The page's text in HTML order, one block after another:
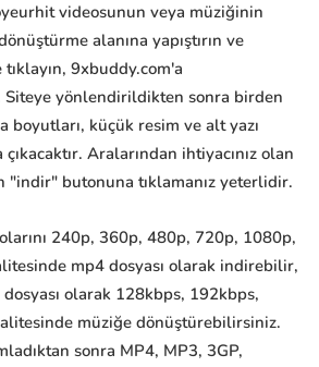
videosunun veya müziğinin
alanına yapıştırın ve
9xbuddy.com'a
yönlendirildikten sonra birden
boyutları, küçük resim ve alt yazı
çıkacaktır. Aralarından ihtiyacınız olan
"indir" butonuna tıklamanız yeterlidir.
240p, 360p, 480p, 720p, 1080p,
mp4 dosyası olarak indirebilir,
dosyası olarak 128kbps, 192kbps,
müziğe dönüştürebilirsiniz.
sonra MP4, MP3, 3GP,